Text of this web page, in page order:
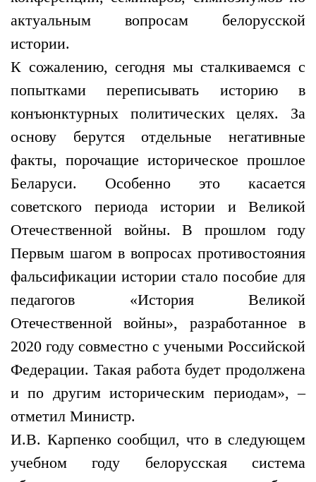
актуальным вопросам белорусской
истории.
К сожалению, сегодня мы сталкиваемся с
попытками переписывать историю в
конъюнктурных политических целях. За
основу берутся отдельные негативные
факты, порочащие историческое прошлое
Беларуси. Особенно это касается
советского периода истории и Великой
Отечественной войны. В прошлом году
Первым шагом в вопросах противостояния
фальсификации истории стало пособие для
педагогов «История Великой
Отечественной войны», разработанное в
2020 году совместно с учеными Российской
Федерации. Такая работа будет продолжена
и по другим историческим периодам», –
отметил Министр.
И.В. Карпенко сообщил, что в следующем
учебном году белорусская система